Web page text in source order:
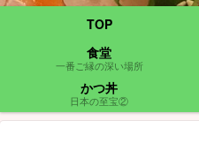
TOP
食堂
一番ご縁の深い場所
かつ丼
日本の至宝②